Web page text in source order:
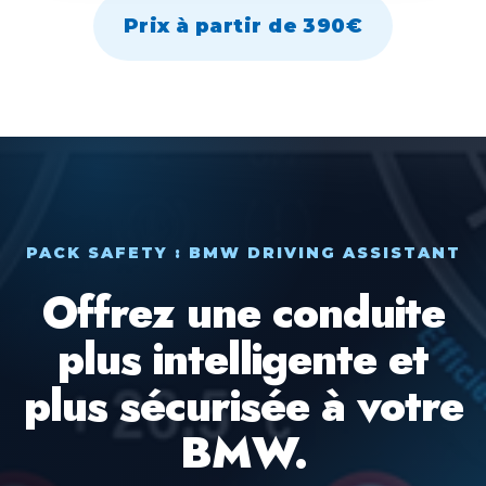
Prix à partir de 390€
PACK SAFETY : BMW DRIVING ASSISTANT
Offrez une conduite
plus intelligente et
plus sécurisée à votre
BMW.